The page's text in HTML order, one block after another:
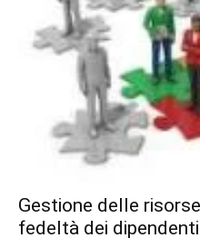
Gestione delle
fedeltà dei dipendenti